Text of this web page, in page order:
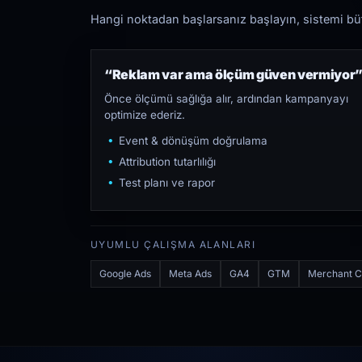
Hangi noktadan başlarsanız başlayın, sistemi
“Reklam var ama ölçüm güven
Önce ölçümü sağlığa alır, ardından kampanyayı
optimize ederiz.
Event & dönüşüm doğrulama
Attribution tutarlılığı
Test planı ve rapor
UYUMLU ÇALIŞMA ALANLARI
Google Ads Meta Ads GA4 GTM Merchant